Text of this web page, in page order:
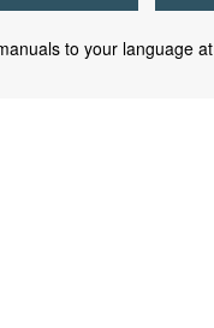
to your language at